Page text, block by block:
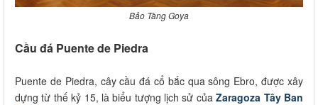
Bảo Tàng Goya
Cầu đá Puente de Piedra
Puente de Piedra, cây cầu đá cổ bắc qua sông Ebro, được xây
dựng từ thế kỷ 15, là biểu tượng lịch sử củaZaragoza Tây Ban